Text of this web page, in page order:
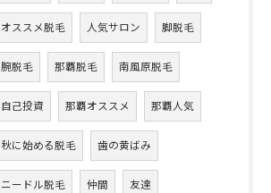
オススメ脱毛 人気サロン 脚脱毛
腕脱毛 那覇脱毛 南風原脱毛
自己投資 那覇オススメ 那覇人気
秋に始める脱毛 歯の黄ばみ
ニードル脱毛 仲間 友達